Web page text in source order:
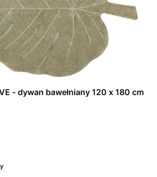
- dywan bawełniany 120 x 180 cm